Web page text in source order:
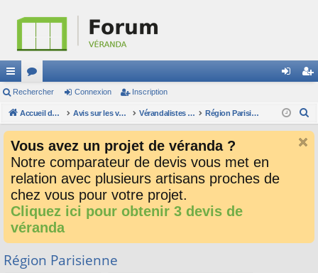
ac
co
ci
or
u
s
ne cri
Rechercher Connexion Inscription
Accueil du forum Avis sur les verandalistes et les devis Vérandalistes par secteur Région Parisienne
Vous avez un projet de véranda ?
Notre comparateur de devis vous met en
relation avec plusieurs artisans proches de
chez vous pour votre projet.
Cliquez ici pour obtenir 3 devis de
véranda
Région Parisienne